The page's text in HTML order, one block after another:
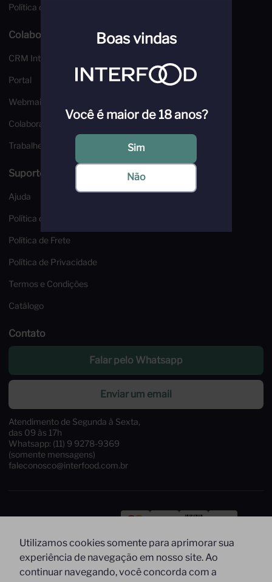
Utilizamos cookies somente para aprimorar sua
experiência de navegação em nosso site. Ao
continuar navegando, você concorda com a
Política de Privacidade
Colaboradores
CRM Interfood
Portal
Webmail
Colaborador
Trabalhe Conosco
Suporte e Segurança
Ajuda
Política de Troca e Devoluções
Política de Frete
Política de Privacidade
Termos e Condições
Catálogo
Contato
Falar pelo Whatsapp
Enviar um email
Atendimento de Segunda à Sexta,
das 09 às 17h
Whatsapp: (11) 9 9278-9369
(somente mensagens)
faleconosco@interfood.com.br
Segurança
Boas vindas
Você é maior de 18 anos?
Sim
Não